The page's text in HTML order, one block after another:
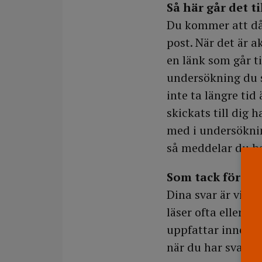
Så här går det
Du kommer att
post. När det är
en länk som går
undersökning du
inte ta längre tid
skickats till dig
med i
så meddelar du
Som tack för
Dina svar är
läser ofta eller
uppfattar
när du har svarat